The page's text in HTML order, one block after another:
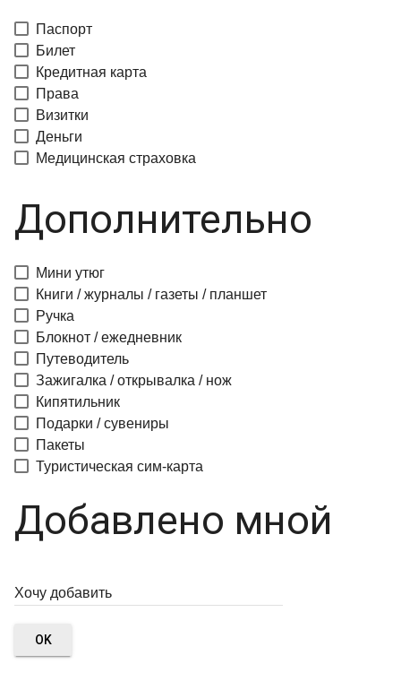
Паспорт
Билет
Кредитная карта
Права
Визитки
Деньги
Медицинская страховка
Дополнительно
Мини утюг
Книги / журналы / газеты / планшет
Ручка
Блокнот / ежедневник
Путеводитель
Зажигалка / открывалка / нож
Кипятильник
Подарки / сувениры
Пакеты
Туристическая сим-карта
Добавлено мной
OK